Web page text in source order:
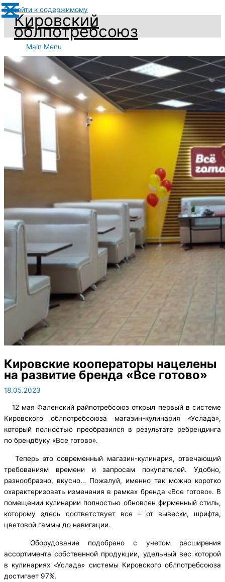
Перейти к содержимому
Кировский
облпотребсоюз
Main Menu
Кировские кооператоры нацелены
на развитие бренда «Все готово»
18.05.2023
12 мая Фаленский райпотребсоюз открыл первый в системе
Кировского облпотребсоюза магазин-кулинария «Услада»,
который полностью преобразился в результате ребрендинга
по брендбуку «Все готово».
Теперь это современный магазин-кулинария, отвечающий
требованиям времени и запросам покупателей. Удобно,
разнообразно, вкусно… Пожалуй, именно так можно коротко
охарактеризовать изменения в рамках бренда «Все готово». В
помещении кулинарии полностью обновлен фирменный стиль,
которому здесь соответствует все – от вывески, шрифта,
цветовой гаммы до навигации.
Оборудование подобрано с учетом расширения
ассортимента собственной продукции, удельный вес которой
в кулинариях «Услада» системы Кировского облпотребсоюза
достигает 97%.